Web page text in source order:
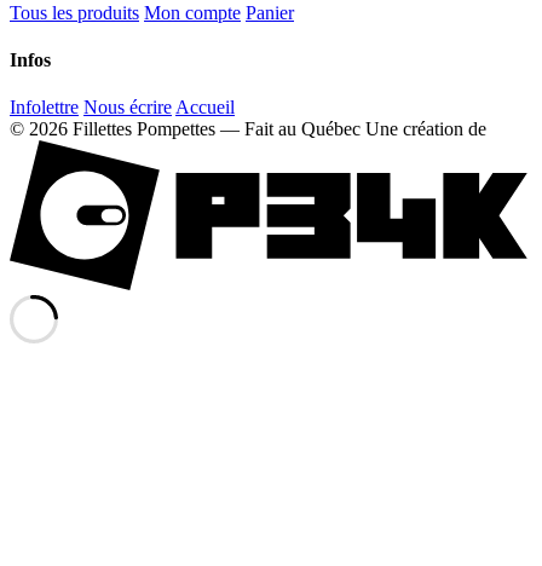
Tous les produits Mon compte Panier
Infos
Infolettre Nous écrire Accueil
© 2026 Fillettes Pompettes — Fait au Québec Une création de